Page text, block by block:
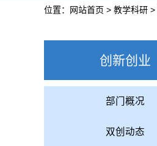
位置： 网站首页 > 教学科研 >
创新创业
部门概况
双创动态